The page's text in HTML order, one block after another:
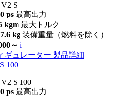
V2 S
ps 最高出力
kgm 最大トルク
kg 装備重量（燃料を除く）
～ i
ギュレーター 製品詳細
100
V2 S 100
ps 最高出力